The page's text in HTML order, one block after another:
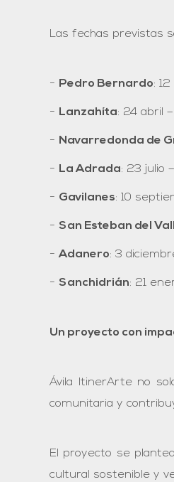
Las fechas previstas
Pedro Bernardo:
Lanzahíta: 24 abril
Navarredonda de
La Adrada: 23 julio
Gavilanes: 10
San Esteban del
Adanero: 3
Sanchidrián: 21
Un proyecto con
Ávila ItinerArte no
comunitaria y
El proyecto se
cultural sostenible y